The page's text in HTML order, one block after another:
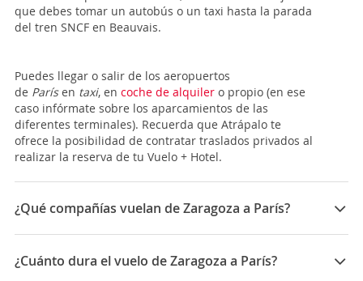
que debes tomar un autobús o un taxi hasta la parada
del tren SNCF en Beauvais.
Puedes llegar o salir de los aeropuertos
de Parísen taxi, en coche de alquiler o propio (en ese
caso infórmate sobre los aparcamientos de las
diferentes terminales). Recuerda que Atrápalo te
ofrece la posibilidad de contratar traslados privados al
realizar la reserva de tu Vuelo + Hotel.
¿Qué compañías vuelan de Zaragoza a París?
Las compañías que vuelan de Zaragoza a París son:
Ryanair
¿Cuánto dura el vuelo de Zaragoza a París?